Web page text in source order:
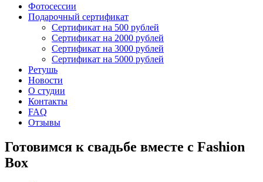
Фотосессии
Подарочный сертификат
Сертификат на 500 рублей
Сертификат на 2000 рублей
Сертификат на 3000 рублей
Сертификат на 5000 рублей
Ретушь
Новости
О студии
Контакты
FAQ
Отзывы
Готовимся к свадьбе вместе с Fashion
Box